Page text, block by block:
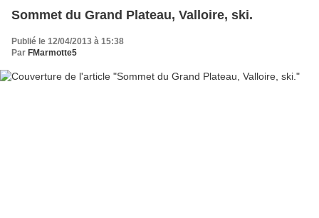
Sommet du Grand Plateau, Valloire, ski.
Publié le 12/04/2013 à 15:38
Par FMarmotte5